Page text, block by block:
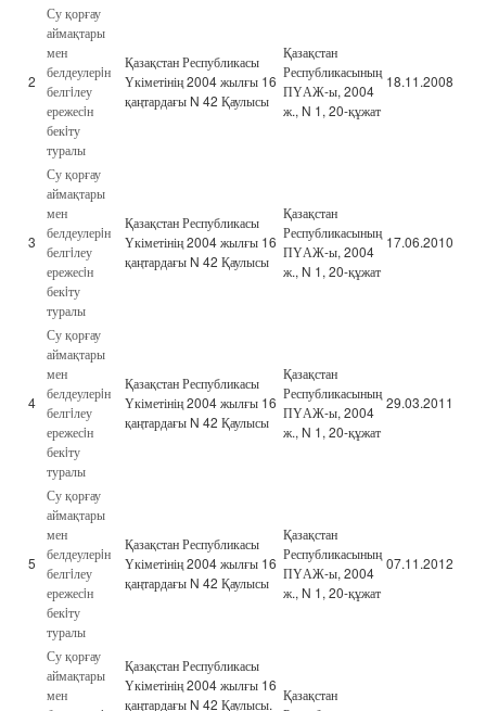
2
Су қорғау
аймақтары
мен
белдеулерiн
белгiлеу
ережесiн
бекiту
туралы
Қазақстан Республикасы
Үкіметінің 2004 жылғы 16
қаңтардағы N 42 Қаулысы
Қазақстан
Республикасының
ПҮАЖ-ы, 2004
ж., N 1, 20-құжат
18.11.2008
3
Су қорғау
аймақтары
мен
белдеулерiн
белгiлеу
ережесiн
бекiту
туралы
Қазақстан Республикасы
Үкіметінің 2004 жылғы 16
қаңтардағы N 42 Қаулысы
Қазақстан
Республикасының
ПҮАЖ-ы, 2004
ж., N 1, 20-құжат
17.06.2010
4
Су қорғау
аймақтары
мен
белдеулерiн
белгiлеу
ережесiн
бекiту
туралы
Қазақстан Республикасы
Үкіметінің 2004 жылғы 16
қаңтардағы N 42 Қаулысы
Қазақстан
Республикасының
ПҮАЖ-ы, 2004
ж., N 1, 20-құжат
29.03.2011
5
Су қорғау
аймақтары
мен
белдеулерiн
белгiлеу
ережесiн
бекiту
туралы
Қазақстан Республикасы
Үкіметінің 2004 жылғы 16
қаңтардағы N 42 Қаулысы
Қазақстан
Республикасының
ПҮАЖ-ы, 2004
ж., N 1, 20-құжат
07.11.2012
Су қорғау
аймақтары
мен
Қазақстан Республикасы
Үкіметінің 2004 жылғы 16
қаңтардағы N 42 Қаулысы.
Қазақстан